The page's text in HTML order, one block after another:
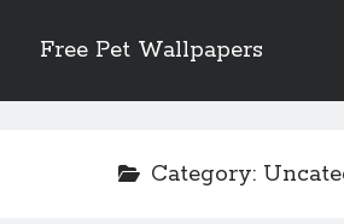
Free Pet Wallpapers
Sidebar
Category: